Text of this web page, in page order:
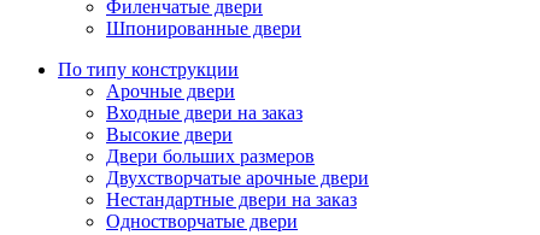
Филенчатые двери
Шпонированные двери
По типу конструкции
Арочные двери
Входные двери на заказ
Высокие двери
Двери больших размеров
Двухстворчатые арочные двери
Нестандартные двери на заказ
Одностворчатые двери